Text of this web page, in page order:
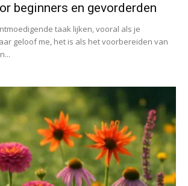
beginners en gevorderden
taak lijken, vooral als je
geloof me, het is als het voorbereiden van